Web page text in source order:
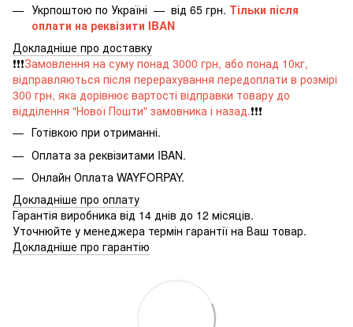
Укрпоштою по Україні — від 65 грн. Тільки після
оплати на реквізити IBAN
Докладніше про доставку
❗️❗️❗️Замовлення на суму понад 3000 грн, або понад 10кг,
відправляються після перерахування передоплати в розмірі
300 грн, яка дорівнює вартості відправки товару до
відділення "Нової Пошти" замовника і назад.❗️❗️❗️
Готівкою при отриманні.
Оплата за реквізитами IBAN.
Онлайн Оплата WAYFORPAY.
Докладніше про оплату
Гарантія виробника від 14 днів до 12 місяців.
Уточнюйте у менеджера термін гарантії на Ваш товар.
Докладніше про гарантію